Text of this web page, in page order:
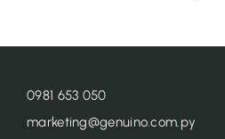
0981 653 050
marketing@genuino.com.py